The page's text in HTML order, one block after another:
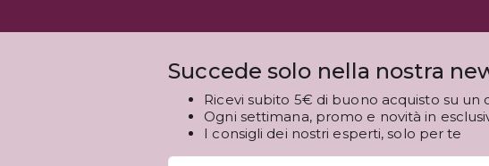
Succede solo nella nostra
Ricevi subito 5€ di buono acquisto su un
Ogni settimana, promo e novità in
I consigli dei nostri esperti, solo per te